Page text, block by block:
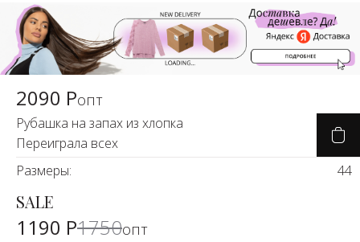
2090 Ропт
Рубашка на запах из хлопка
Переиграла всех
Размеры:
44
-32%
SALE
1190 Р1750опт